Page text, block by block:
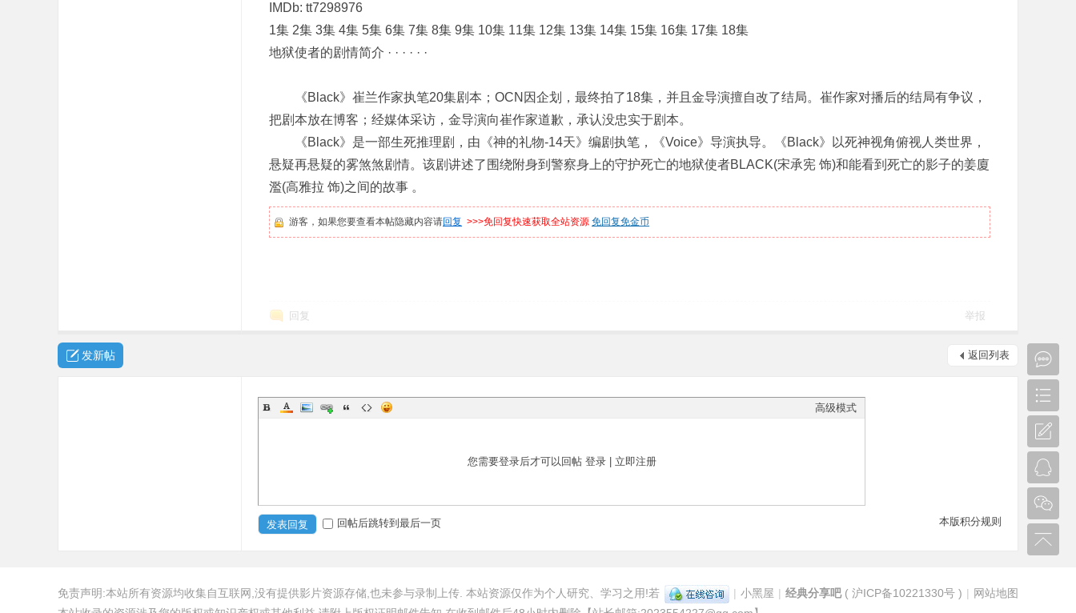
IMDb: tt7298976
1集 2集 3集 4集 5集 6集 7集 8集 9集 10集 11集 12集 13集 14集 15集 16集 17集 18集
地狱使者的剧情简介 · · · · · ·
《Black》崔兰作家执笔20集剧本；OCN因企划，最终拍了18集，并且金导演擅自改了结局。崔作家对播后的结局有争议，
把剧本放在博客；经媒体采访，金导演向崔作家道歉，承认没忠实于剧本。
《Black》是一部生死推理剧，由《神的礼物-14天》编剧执笔，《Voice》导演执导。《Black》以死神视角俯视人类世界，
悬疑再悬疑的雾煞煞剧情。该剧讲述了围绕附身到警察身上的守护死亡的地狱使者BLACK(宋承宪 饰)和能看到死亡的影子的姜廈
濫(高雅拉 饰)之间的故事 。
游客，如果您要查看本帖隐藏内容请回复 >>>免回复快速获取全站资源 免回复免金币
回复 举报
返回列表
发新帖
高级模式
您需要登录后才可以回帖 登录| 立即注册
本版积分规则
发表回复 回帖后跳转到最后一页
| 小黑屋 | 经典分享吧( 沪ICP备10221330号 ) | 网站地图
免责声明:本站所有资源均收集自互联网,没有提供影片资源存储,也未参与录制上传. 本站资源仅作为个人研究、学习之用!若